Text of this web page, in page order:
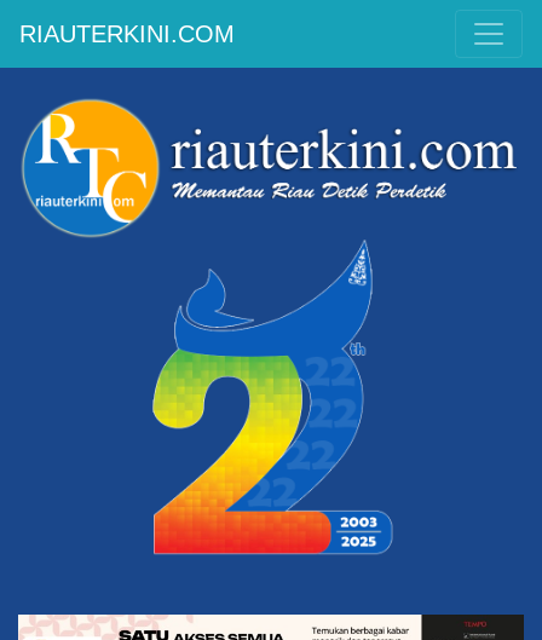
RIAUTERKINI.COM